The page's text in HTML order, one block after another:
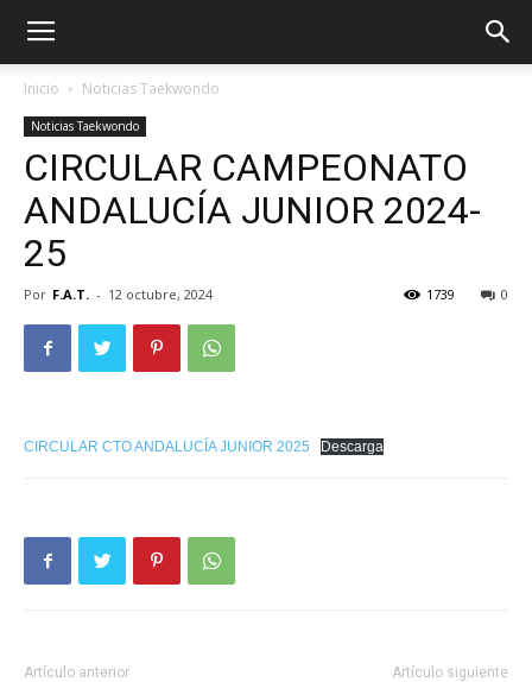
Inicio Noticias Taekwondo
Noticias Taekwondo
CIRCULAR CAMPEONATO
ANDALUCÍA JUNIOR 2024-
25
Por F.A.T. - 12 octubre, 2024 0
1739
CIRCULAR CTO ANDALUCÍA JUNIOR 2025 Descarga
Artículo anterior Artículo siguiente